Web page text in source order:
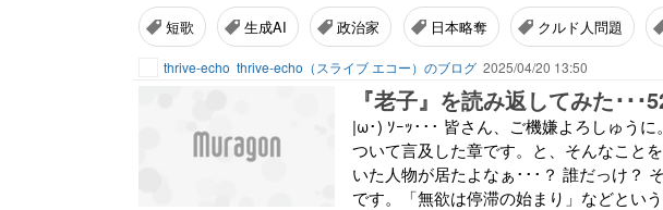
短歌 生成AI 政治家 日本略奪 クルド人問題
thrive-echo thrive-echo（スライブ エコー）のブログ 2025/04/20 13:50
『老子』を読み返してみた･･
|ω･) ｿｰｯ･･･ 皆さん、ご機嫌よろしゅう
ついて言及した章です。と、そんなこと
いた人物が居たよなぁ･･･？ 誰だっけ？
です。「無欲は停滞の始まり」などとい